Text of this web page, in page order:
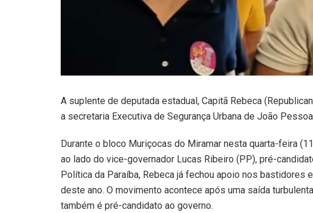
A suplente de deputada estadual, Capitã Rebeca
a secretaria Executiva de Segurança Urbana de João
Durante o bloco Muriçocas do Miramar nesta quarta-feira
ao lado do vice-governador Lucas Ribeiro (PP), pré-
Política da Paraíba, Rebeca já fechou apoio nos bastidores
deste ano. O movimento acontece após uma saída
também é pré-candidato ao governo.